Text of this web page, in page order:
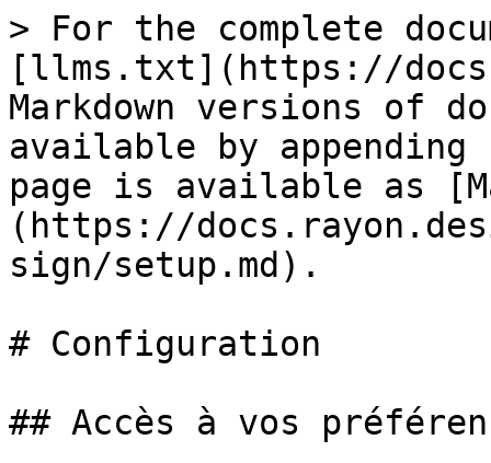
> For the complete
[llms.txt](https://
Markdown versions of
available by
page is available as
(https://
sign/setup.md).
# Configuration
## Accès à vos